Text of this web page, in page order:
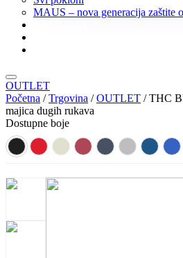
MAUS – nova generacija zaštite
OUTLET
Početna /Trgovina /OUTLET / THC
majica dugih rukava
Dostupne boje